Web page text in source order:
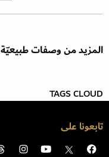
المزيد من وصفات طبيعيّة
TAGS CLOUD
تابعونا على